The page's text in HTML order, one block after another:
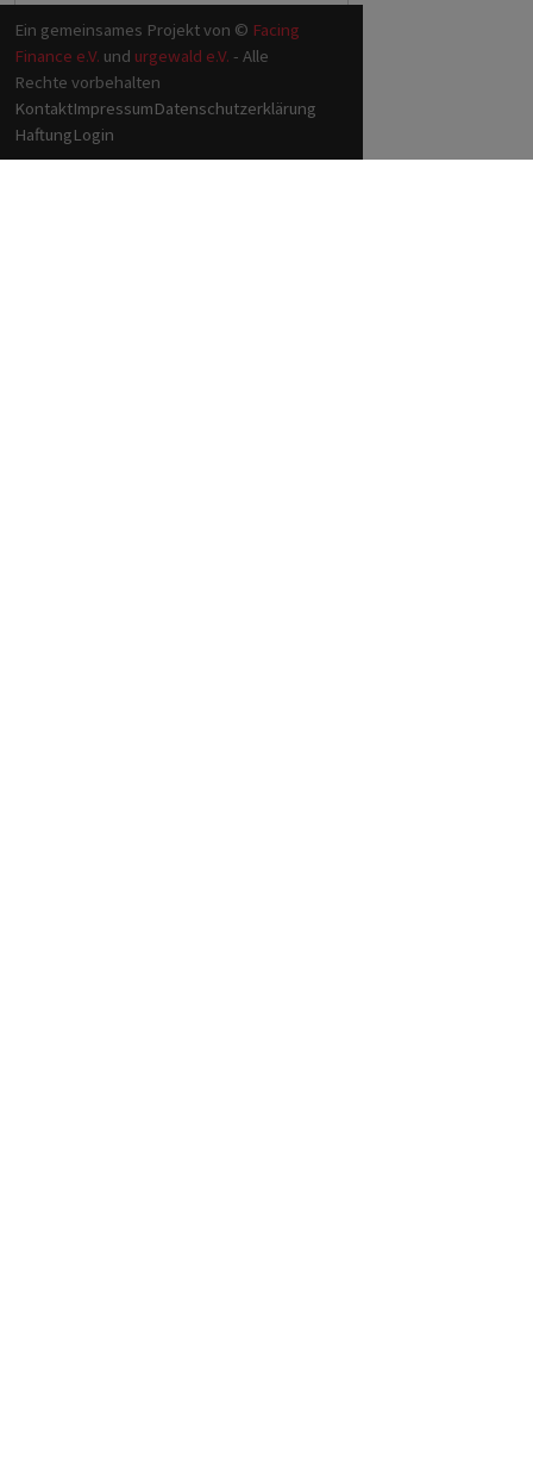
Ein gemeinsames Projekt von © Facing
Finance e.V. und urgewald e.V. - Alle
Rechte vorbehalten
KontaktImpressumDatenschutzerklärung
HaftungLogin